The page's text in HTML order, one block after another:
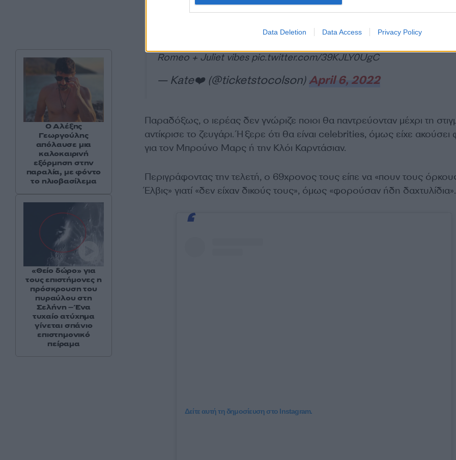
Data Deletion Data Access Privacy Policy
Romeo + Juliet vibes pic.twitter.com/39KJLY0UgC
— Kate❤️ (@ticketstocolson)April 6, 2022
Παραδόξως, ο ιερέας δεν γνώριζε ποιοι θα παντρεύονταν μέχρι τη
αντίκρισε το ζευγάρι. Ήξερε ότι θα είναι celebrities, όμως είχε ακούσει
για τον Μπρούνο Μαρς ή την Κλόι Καρντάσιαν.
Περιγράφοντας την τελετή, ο 69χρονος τους είπε να «πουν τους
Έλβις» γιατί «δεν είχαν δικούς τους», όμως «φορούσαν ήδη δαχτυλίδια».
Δείτε αυτή τη δημοσίευση στο Instagram.
Ο Αλέξης
Γεωργούλης
απόλαυσε μια
καλοκαιρινή
εξόρμηση στην
παραλία, με φόντο
το ηλιοβασίλεμα
«Θείο δώρο» για
τους επιστήμονες η
πρόσκρουση του
πυραύλου στη
Σελήνη – Ένα
τυχαίο ατύχημα
γίνεται σπάνιο
επιστημονικό
πείραμα